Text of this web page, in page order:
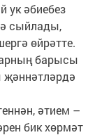
ук әбиебез
сыйлады,
өйрәтте.
барысы
җәннәтләрдә
әтием –
бик хөрмәт